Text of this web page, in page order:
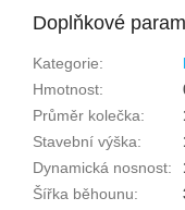
Doplňkové
Kategorie:
Hmotnost:
Průměr kolečka:
Stavební výška:
Dynamická nosnost:
Šířka běhounu: